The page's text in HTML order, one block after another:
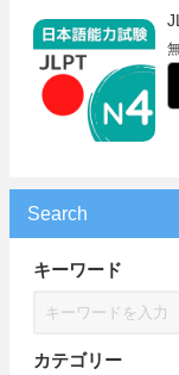
Search
キーワード
カテゴリー